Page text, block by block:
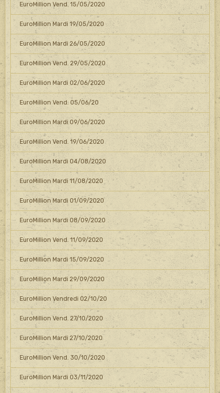
EuroMillion Vend. 15/05/2020
EuroMillion Mardi 19/05/2020
EuroMillion Mardi 26/05/2020
EuroMillion Vend. 29/05/2020
EuroMillion Mardi 02/06/2020
EuroMillion Vend. 05/06/20
EuroMillion Mardi 09/06/2020
EuroMillion Vend. 19/06/2020
EuroMillion Mardi 04/08/2020
EuroMillion Mardi 11/08/2020
EuroMillion Mardi 01/09/2020
EuroMillion Mardi 08/09/2020
EuroMillion Vend. 11/09/2020
EuroMillion Mardi 15/09/2020
EuroMillion Mardi 29/09/2020
EuroMillion Vendredi 02/10/20
EuroMillion Vend. 27/10/2020
EuroMillion Mardi 27/10/2020
EuroMillion Vend. 30/10/2020
EuroMillion Mardi 03/11/2020